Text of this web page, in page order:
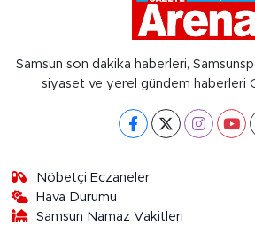
Samsun son dakika haberleri,
siyaset ve yerel gündem haberleri
Nöbetçi Eczaneler
Hava Durumu
Samsun Namaz Vakitleri